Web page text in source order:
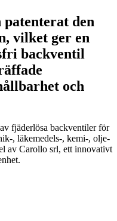
den
vilket ger en
backventil
och
fjäderlösa backventiler för
, läkemedels-, kemi-, olje-
av Carollo srl, ett innovativt